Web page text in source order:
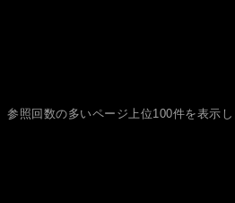
参照回数の多いページ上位100件を表示し